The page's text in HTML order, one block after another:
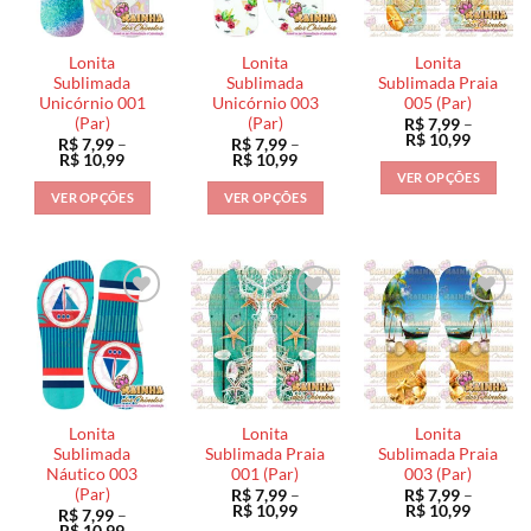
podem
ser
escolhidas
na
página
do
produto
podem
ser
escolhidas
na
página
do
produto
podem
ser
escolhidas
na
página
do
produto
Lonita
Sublimada
Unicórnio 001
(Par)
R$7,99 –
R$ 10,99Faixa
preço:
R$ 7,99
através
VER OPÇÕES
tem
várias
variantes.
As
opções
podem
ser
escolhidas
na
página
do
Lonita
Sublimada
Unicórnio 003
(Par)
R$7,99 –
R$ 10,99Faixa
preço:
R$ 7,99
através
VER OPÇÕES
tem
várias
variantes.
As
opções
podem
ser
escolhidas
na
página
do
Lonita
Sublimada Praia
005 (Par)
R$7,99 –
R$ 10,99Faixa
preço:
R$ 7,99
através
VER OPÇÕES
várias
variantes.
As
opções
podem
ser
escolhidas
na
página
do
Lonita
Sublimada
Náutico 003
(Par)
R$7,99 –
Lonita
Sublimada Praia
001 (Par)
R$7,99 –
R$ 10,99Faixa
Lonita
Sublimada Praia
003 (Par)
R$7,99 –
R$ 10,99Faixa